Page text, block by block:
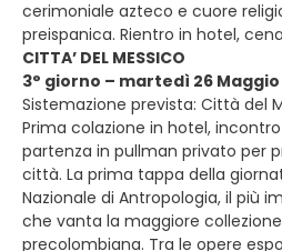
cerimoniale azteco e cuore
preispanica. Rientro in hotel,
CITTA’ DEL MESSICO
3° giorno – martedì 26 Maggio –
Sistemazione prevista: Città del
Prima colazione in hotel,
partenza in pullman privato per
città. La prima tappa della
Nazionale di Antropologia, il più
che vanta la maggiore
precolombiana. Tra le opere